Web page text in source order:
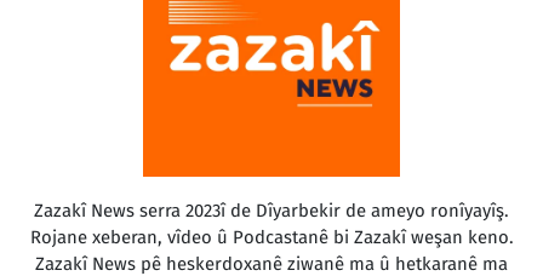
Zazakî News serra 2023î de Dîyarbekir de ameyo ronîyayîş.
Rojane xeberan, vîdeo û Podcastanê bi Zazakî weşan keno.
Zazakî News pê heskerdoxanê ziwanê ma û hetkaranê ma